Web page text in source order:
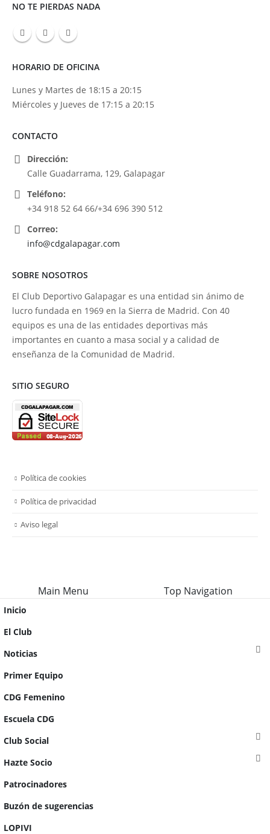
NO TE PIERDAS NADA
HORARIO DE OFICINA
Lunes y Martes de 18:15 a 20:15
Miércoles y Jueves de 17:15 a 20:15
CONTACTO
Dirección:
Calle Guadarrama, 129, Galapagar
Teléfono:
+34 918 52 64 66/+34 696 390 512
Correo:
info@cdgalapagar.com
SOBRE NOSOTROS
El Club Deportivo Galapagar es una entidad sin ánimo de
lucro fundada en 1969 en la Sierra de Madrid. Con 40
equipos es una de las entidades deportivas más
importantes en cuanto a masa social y a calidad de
enseñanza de la Comunidad de Madrid.
SITIO SEGURO
Política de cookies
Política de privacidad
Aviso legal
Main Menu Top Navigation
Inicio
El Club
Noticias
Primer Equipo
CDG Femenino
Escuela CDG
Club Social
Hazte Socio
Patrocinadores
Buzón de sugerencias
LOPIVI